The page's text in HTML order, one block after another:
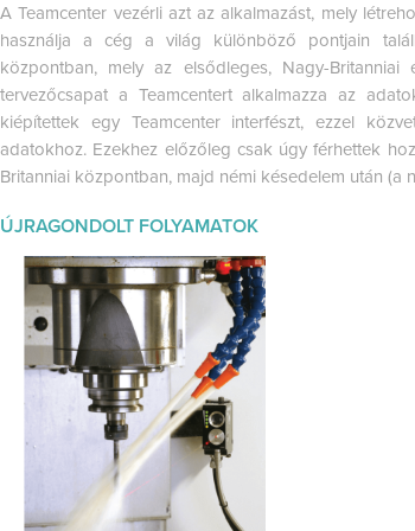
A Teamcenter vezérli azt az alkalmazást, mely
használja a cég a világ különböző pontjain
központban, mely az elsődleges, Nagy-
tervezőcsapat a Teamcentert alkalmazza az
kiépítettek egy Teamcenter interfészt, ezzel
adatokhoz. Ezekhez előzőleg csak úgy férhettek
Britanniai központban, majd némi késedelem után
ÚJRAGONDOLT FOLYAMATOK